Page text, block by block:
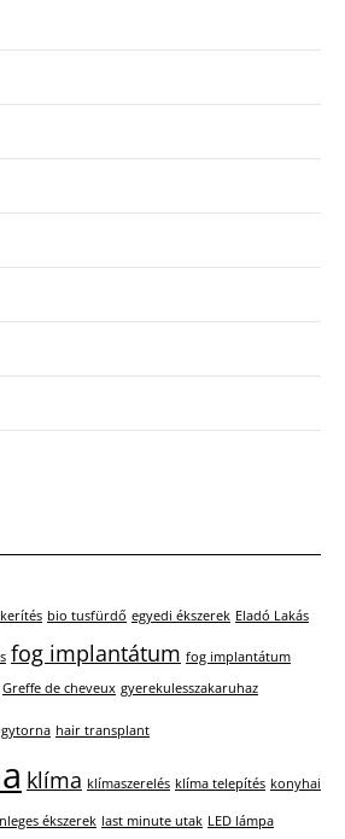
bio tusfürdő egyedi ékszerek Eladó Lakás
fog implantátum fog implantátum
Greffe de cheveux gyerekulesszakaruhaz
hair transplant
klíma klímaszerelés klíma telepítés konyhai
ékszerek last minute utak LED lámpa